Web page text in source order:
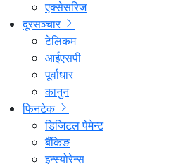
एक्सेसरिज
दूरसञ्चार
टेलिकम
आईएसपी
पूर्वाधार
कानुन
फिनटेक
डिजिटल पेमेन्ट
बैंकिङ
इन्स्योरेन्स